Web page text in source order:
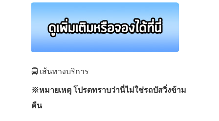
🚍 เส้นทางบริการ
※หมายเหตุ โปรดทราบว่านี่ไม่ใช่รถบัสวิ่งข้าม
คืน